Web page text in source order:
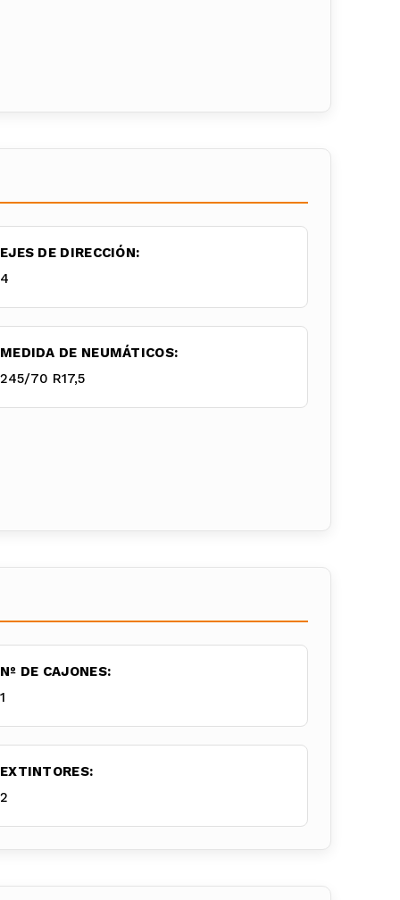
EJES DE DIRECCIÓN:
4
MEDIDA DE NEUMÁTICOS:
245/70 R17,5
Nº DE CAJONES:
1
EXTINTORES:
2